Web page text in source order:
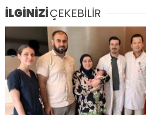
İLGİNİZİÇEKEBİLİR